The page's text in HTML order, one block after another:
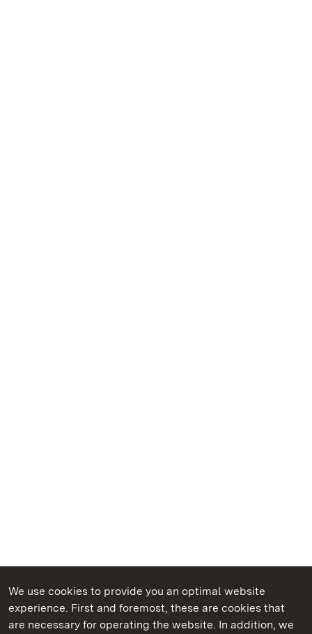
We use cookies to provide you an optimal website
experience. First and foremost, these are cookies that
are necessary for operating the website. In addition, we